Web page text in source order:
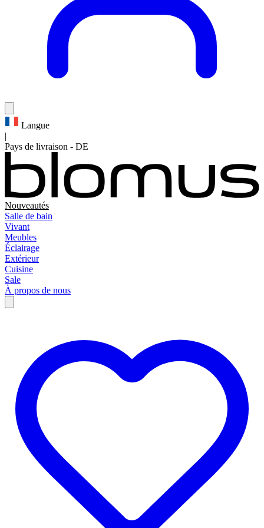
Langue
|
Pays de livraison - DE
Nouveautés
Salle de bain
Vivant
Meubles
Éclairage
Extérieur
Cuisine
Sale
À propos de nous